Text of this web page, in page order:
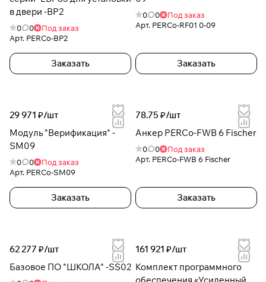
в двери -BP2
0 0
Под заказ
Арт. PERCo-BP2
Заказать
0 0
Под заказ
Арт. PERCo-RF01 0-09
Заказать
29 971 ₽/шт
Модуль "Верификация" -
SM09
0 0
Под заказ
Арт. PERCo-SM09
Заказать
78.75 ₽/шт
Анкер PERCo-FWB 6 Fischer
0 0
Под заказ
Арт. PERCo-FWB 6 Fischer
Заказать
62 277 ₽/шт
Базовое ПО "ШКОЛА" -SS02
161 921 ₽/шт
Комплект программного
обеспечения «Усиленный